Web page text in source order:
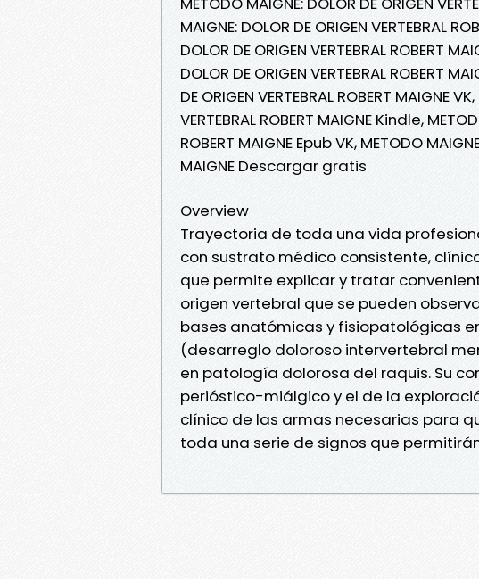
MAIGNE: DOLOR DE ORIGEN VERTEBRAL
DOLOR DE ORIGEN VERTEBRAL ROBERT
DOLOR DE ORIGEN VERTEBRAL ROBERT
DE ORIGEN VERTEBRAL ROBERT MAIGNE
VERTEBRAL ROBERT MAIGNE Kindle,
ROBERT MAIGNE Epub VK, METODO
MAIGNE Descargar gratis
Overview
Trayectoria de toda una vida
con sustrato médico consistente,
que permite explicar y tratar
origen vertebral que se pueden
bases anatómicas y fisiopatológicas
(desarreglo doloroso intervertebral
en patología dolorosa del raquis. Su
perióstico-miálgico y el de la
clínico de las armas necesarias para
toda una serie de signos que